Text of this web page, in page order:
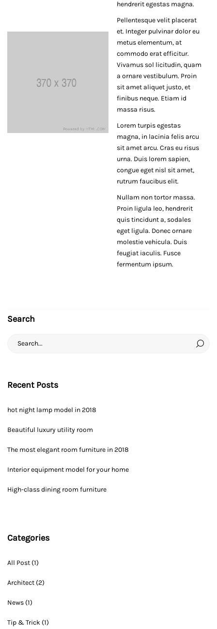
hendrerit egestas magna.
Pellentesque velit placerat
et. Integer pulvinar dolor eu
metus elementum, at
commodo erat efficitur.
Vivamus sol licitudin, quam
a ornare vestibulum. Proin
sit amet aliquet justo, et
finibus neque. Etiam id
massa risus.
Lorem turpis egestas
magna, in lacinia felis arcu
sit amet arcu. Cras eu risus
urna. Duis lorem sapien,
congue eget nisl sit amet,
rutrum faucibus elit.
Nullam non tortor massa.
Proin ligula leo, hendrerit
quis tincidunt a, sodales
eget ligula. Donec ornare
molestie vehicula. Duis
feugiat iaculis. Fusce
fermentum ipsum.
Search
Recent Posts
hot night lamp model in 2018
Beautiful luxury utility room
The most elegant room furniture in 2018
Interior equipment model for your home
High-class dining room furniture
Categories
All Post (1)
Architect (2)
News (1)
Tip & Trick (1)